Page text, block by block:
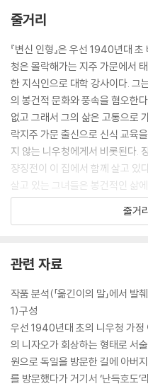
있기를 내가 희망하기 때문이다.
이상은 현실을 개조하지만, 이상
조해야 하고, 그렇기 때문에 현실
스러운 것이지만 그래서 오히려
--- 작가의 말 중에서
줄거리
『변신 인형』은 우선 1940년대
청은 몰락해가는 지주 가문에서
한 지식인으로 대학 강사이다. 그
의 봉건적 문화와 풍속을 혐오한
없고 그래서 그의 삶은 고통으로
락지주 가문 출신으로 신식 교육
지 않는 니우청에게서 비롯된다.
쟝징전이 이 집에서 함께 살고 있
살고 있는 그녀들은 봉건적인 삶
이에는 크고 작은 싸움이 그칠 날
니자오 남매가 있다. 1942년 가
폭음을 하고 한밤중에 비를 맞으
은 몇 달간 집에서 요양을 하고,
임신에 충격을 받은 니우청은 이
호사를 찾아 상담한다. 이 사실을
자리에서 니우청을 탄핵한다. 그
졌던 숨이 되살아난다. 죽었다 살
줄거
관련 자료
작품 분석(「옮긴이의 말」에서 발
1)구성
우선 1940년대 초의 니우청 가
의 니자오가 회상하는 형태로 서
원으로 독일을 방문한 길에 아버
를 방문했다가 거기서 ‘난득호도